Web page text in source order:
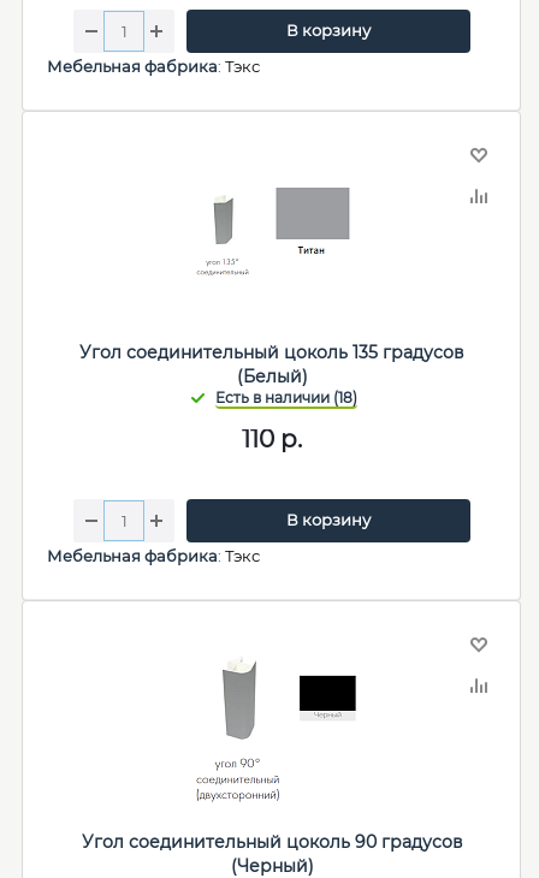
В корзину
Мебельная фабрика: Тэкс
Угол соединительный цоколь 135 градусов
(Белый)
110 р.
В корзину
Мебельная фабрика: Тэкс
Угол соединительный цоколь 90 градусов
(Черный)